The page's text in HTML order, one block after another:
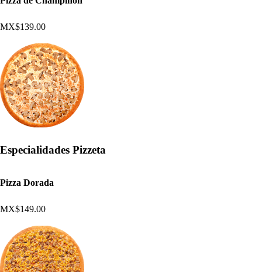
MX$139.00
Especialidades Pizzeta
Pizza Dorada
MX$149.00